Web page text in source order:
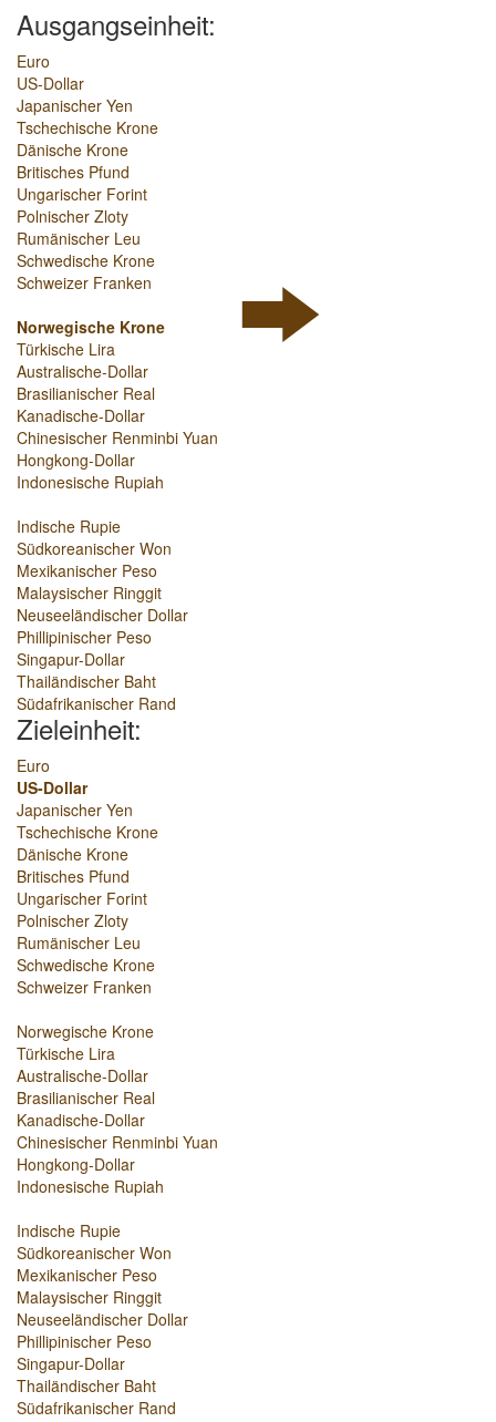
Ausgangseinheit:
Euro
US-Dollar
Japanischer Yen
Tschechische Krone
Dänische Krone
Britisches Pfund
Ungarischer Forint
Polnischer Zloty
Rumänischer Leu
Schwedische Krone
Schweizer Franken
Norwegische Krone
Türkische Lira
Australische-Dollar
Brasilianischer Real
Kanadische-Dollar
Chinesischer Renminbi Yuan
Hongkong-Dollar
Indonesische Rupiah
Indische Rupie
Südkoreanischer Won
Mexikanischer Peso
Malaysischer Ringgit
Neuseeländischer Dollar
Phillipinischer Peso
Singapur-Dollar
Thailändischer Baht
Südafrikanischer Rand
Zieleinheit:
Euro
US-Dollar
Japanischer Yen
Tschechische Krone
Dänische Krone
Britisches Pfund
Ungarischer Forint
Polnischer Zloty
Rumänischer Leu
Schwedische Krone
Schweizer Franken
Norwegische Krone
Türkische Lira
Australische-Dollar
Brasilianischer Real
Kanadische-Dollar
Chinesischer Renminbi Yuan
Hongkong-Dollar
Indonesische Rupiah
Indische Rupie
Südkoreanischer Won
Mexikanischer Peso
Malaysischer Ringgit
Neuseeländischer Dollar
Phillipinischer Peso
Singapur-Dollar
Thailändischer Baht
Südafrikanischer Rand